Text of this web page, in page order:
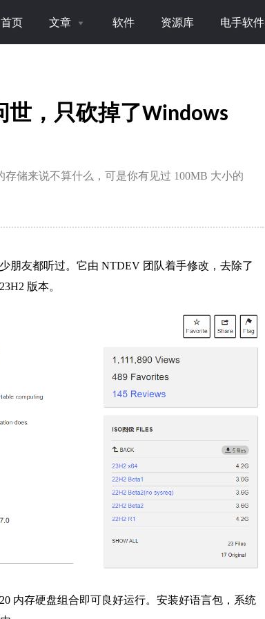
首页 文章 软件 资源库 电手软件
世，只砍掉了Windows
存储来说不算什么，可是你有见过 100MB 大小的
朋友都听过。它由 NTDEV 团队着手修改，去除了
版本。
内存硬盘组合即可良好运行。安装好语言包，系统